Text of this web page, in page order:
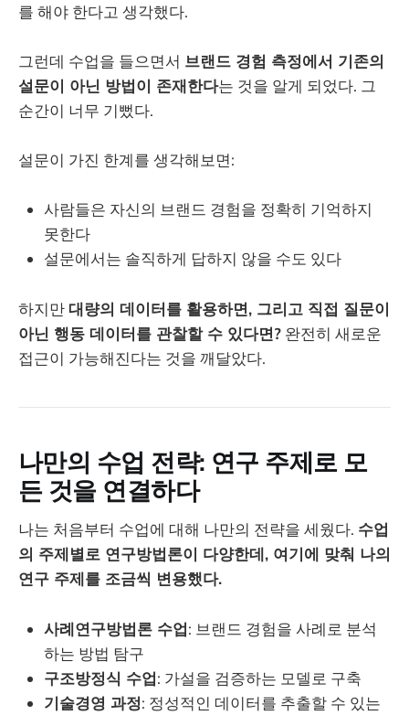
를 해야 한다고 생각했다.
그런데 수업을 들으면서 브랜드 경험 측정에서 기존의
설문이 아닌 방법이 존재한다는 것을 알게 되었다. 그
순간이 너무 기뻤다.
설문이 가진 한계를 생각해보면:
사람들은 자신의 브랜드 경험을 정확히 기억하지
못한다
설문에서는 솔직하게 답하지 않을 수도 있다
하지만대량의 데이터를 활용하면, 그리고 직접 질문이
아닌 행동 데이터를 관찰할 수 있다면? 완전히 새로운
접근이 가능해진다는 것을 깨달았다.
나만의 수업 전략: 연구 주제로 모
든 것을 연결하다
나는 처음부터 수업에 대해 나만의 전략을 세웠다. 수업
의 주제별로 연구방법론이 다양한데, 여기에 맞춰 나의
연구 주제를 조금씩 변용했다.
사례연구방법론 수업: 브랜드 경험을 사례로 분석
하는 방법 탐구
구조방정식 수업: 가설을 검증하는 모델로 구축
기술경영 과정: 정성적인 데이터를 추출할 수 있는